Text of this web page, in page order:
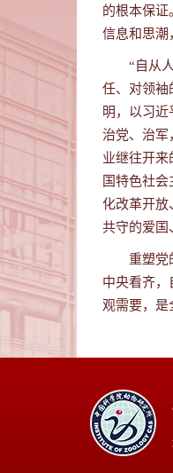
的根本保证
信息和思潮
“自从
任、对领袖
明，以习
治党、治军
业继往开来
国特色社
化改革开放
共守的爱国
重塑党
中央看齐
观需要，是